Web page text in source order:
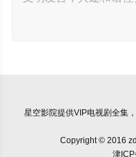
星空影院提供VIP电视剧全集
Copyright © 2016
津